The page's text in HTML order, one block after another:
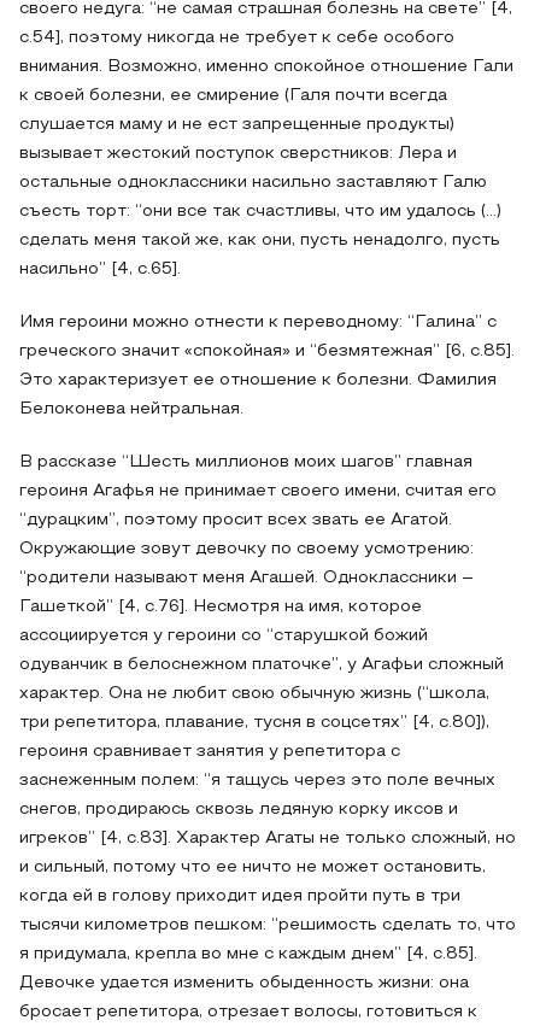
своего недуга: “не самая страшная болезнь на свете” [4,
с.54], поэтому никогда не требует к себе особого
внимания. Возможно, именно спокойное отношение Гали
к своей болезни, ее смирение (Галя почти всегда
слушается маму и не ест запрещенные продукты)
вызывает жестокий поступок сверстников: Лера и
остальные одноклассники насильно заставляют Галю
съесть торт: “они все так счастливы, что им удалось (...)
сделать меня такой же, как они, пусть ненадолго, пусть
насильно” [4, с.65].
Имя героини можно отнести к переводному: “Галина” с
греческого значит «спокойная» и “безмятежная” [6, с.85].
Это характеризует ее отношение к болезни. Фамилия
Белоконева нейтральная.
В рассказе “Шесть миллионов моих шагов” главная
героиня Агафья не принимает своего имени, считая его
“дурацким”, поэтому просит всех звать ее Агатой.
Окружающие зовут девочку по своему усмотрению:
“родители называют меня Агашей. Одноклассники –
Гашеткой” [4, с.76]. Несмотря на имя, которое
ассоциируется у героини со “старушкой божий
одуванчик в белоснежном платочке”, у Агафьи сложный
характер. Она не любит свою обычную жизнь (“школа,
три репетитора, плавание, тусня в соцсетях” [4, с.80]),
героиня сравнивает занятия у репетитора с
заснеженным полем: “я тащусь через это поле вечных
снегов, продираюсь сквозь ледяную корку иксов и
игреков” [4, с.83]. Характер Агаты не только сложный, но
и сильный, потому что ее ничто не может остановить,
когда ей в голову приходит идея пройти путь в три
тысячи километров пешком: “решимость сделать то, что
я придумала, крепла во мне с каждым днем” [4, с.85].
Девочке удается изменить обыденность жизни: она
бросает репетитора, отрезает волосы, готовиться к